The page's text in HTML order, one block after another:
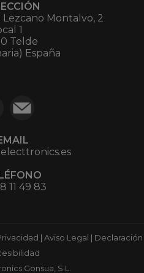
Montalvo, 2
1
Telde
España
11 49 83
Aviso Legal
Declaración
Gonsua, S.L.